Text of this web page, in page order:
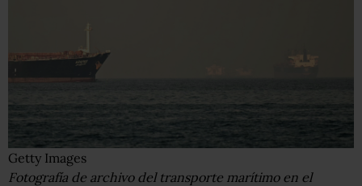
Getty Images
Fotografía de archivo del transporte marítimo en el